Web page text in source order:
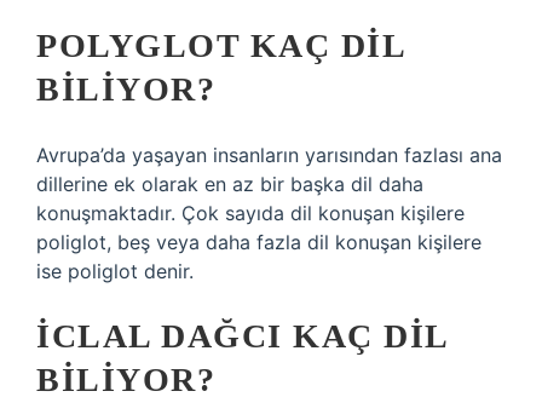
POLYGLOT KAÇ DIL
BILIYOR?
Avrupa’da yaşayan insanların yarısından fazlası ana
dillerine ek olarak en az bir başka dil daha
konuşmaktadır. Çok sayıda dil konuşan kişilere
poliglot, beş veya daha fazla dil konuşan kişilere
ise poliglot denir.
İCLAL DAĞCI KAÇ DIL
BILIYOR?